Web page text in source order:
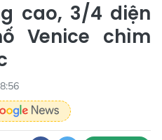
cao, 3/4 diện
Venice chìm